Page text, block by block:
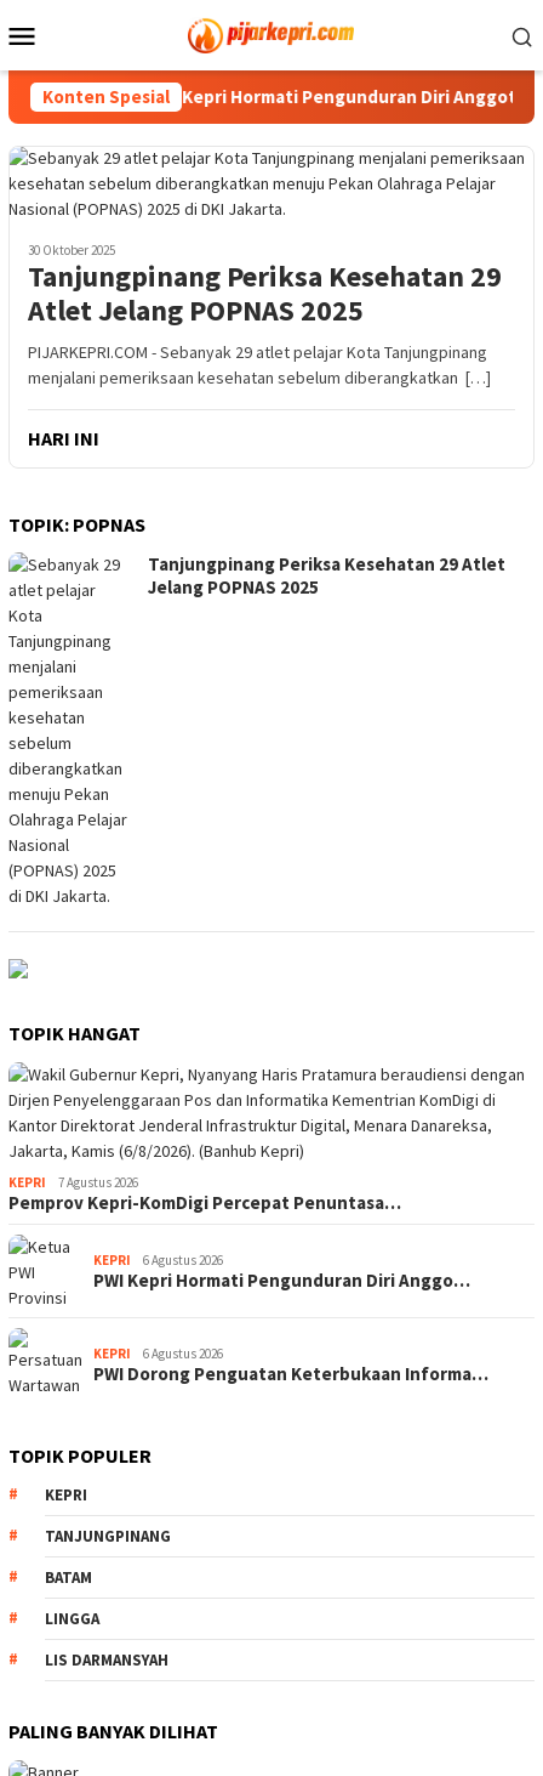
ke
Mobile
Konten SpesialPWI Kepri Hormati Pengunduran Diri Anggota,
30 Oktober 2025
Tanjungpinang Periksa Kesehatan 29
Atlet Jelang POPNAS 2025
PIJARKEPRI.COM - Sebanyak 29 atlet pelajar Kota Tanjungpinang
menjalani pemeriksaan kesehatan sebelum diberangkatkan […]
HARI INI
TOPIK: POPNAS
Tanjungpinang Periksa Kesehatan 29 Atlet
Jelang POPNAS 2025
TOPIK HANGAT
KEPRI 7 Agustus 2026
Pemprov Kepri-KomDigi Percepat Penuntasa…
KEPRI 6 Agustus 2026
PWI Kepri Hormati Pengunduran Diri Anggo…
KEPRI 6 Agustus 2026
PWI Dorong Penguatan Keterbukaan Informa…
TOPIK POPULER
KEPRI
TANJUNGPINANG
BATAM
LINGGA
LIS DARMANSYAH
PALING BANYAK DILIHAT